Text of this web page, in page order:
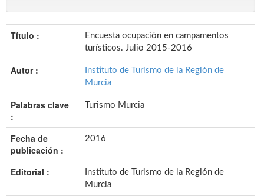
Título :
Encuesta ocupación en campamentos
turísticos. Julio 2015-2016
Autor :
Instituto de Turismo de la Región de
Murcia
Palabras clave
:
Turismo Murcia
Fecha de
publicación :
2016
Editorial :
Instituto de Turismo de la Región de
Murcia